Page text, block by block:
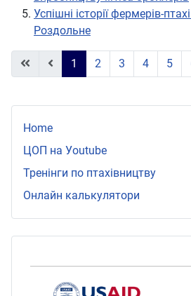
Home
ЦОП на Уoutube
Тренінги по птахівництву
Онлайн калькулятори
Успішні історії фермерів-
Роздольне
1 2 3 4 5